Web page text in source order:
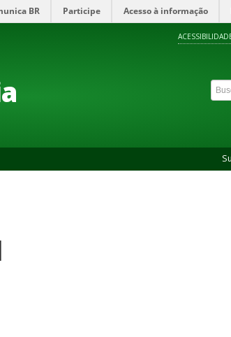
BR Participe Acesso à informação